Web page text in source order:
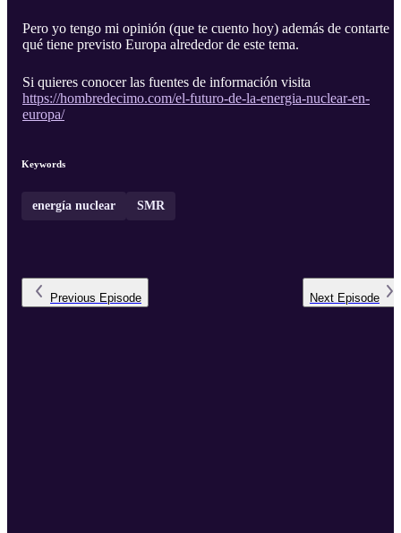
Pero yo tengo mi opinión (que te cuento hoy) además de contarte
qué tiene previsto Europa alrededor de este tema.
Si quieres conocer las fuentes de información visita
https://hombredecimo.com/el-futuro-de-la-energia-nuclear-en-
europa/
Keywords
energía nuclear SMR
Previous Episode Next Episode